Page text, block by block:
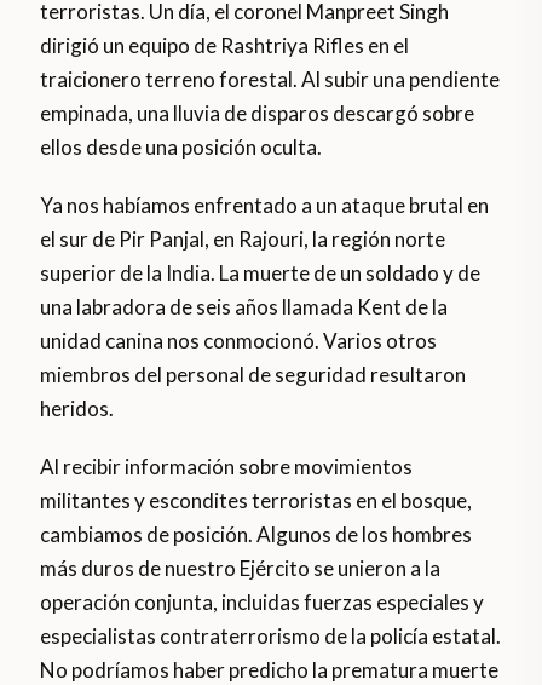
terroristas. Un día, el coronel Manpreet Singh
dirigió un equipo de Rashtriya Rifles en el
traicionero terreno forestal. Al subir una pendiente
empinada, una lluvia de disparos descargó sobre
ellos desde una posición oculta.
Ya nos habíamos enfrentado a un ataque brutal en
el sur de Pir Panjal, en Rajouri, la región norte
superior de la India. La muerte de un soldado y de
una labradora de seis años llamada Kent de la
unidad canina nos conmocionó. Varios otros
miembros del personal de seguridad resultaron
heridos.
Al recibir información sobre movimientos
militantes y escondites terroristas en el bosque,
cambiamos de posición. Algunos de los hombres
más duros de nuestro Ejército se unieron a la
operación conjunta, incluidas fuerzas especiales y
especialistas contraterrorismo de la policía estatal.
No podríamos haber predicho la prematura muerte